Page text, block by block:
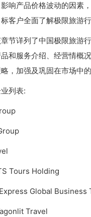
响产品价格波动的因素
客户全面了解极限旅游
节详列了中国极限旅游
和服务介绍、经营情概
，加强及巩固在市场中的
列表:
Tours Holding
Global Business
Travel